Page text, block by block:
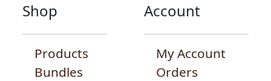
Shop
Products
Bundles
Account
My Account
Orders